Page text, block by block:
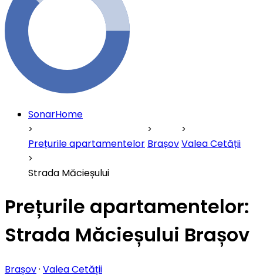
SonarHome
Prețurile apartamentelor BrașovValea Cetății
Strada Măcieșului
Prețurile apartamentelor:
Strada Măcieșului Brașov
Brașov· Valea Cetății